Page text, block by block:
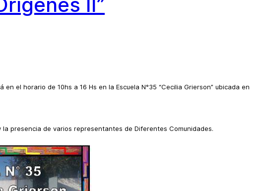
el horario de 10hs a 16 Hs en la Escuela N°35 “Cecilia Grierson” ubicada en
la presencia de varios representantes de Diferentes Comunidades.